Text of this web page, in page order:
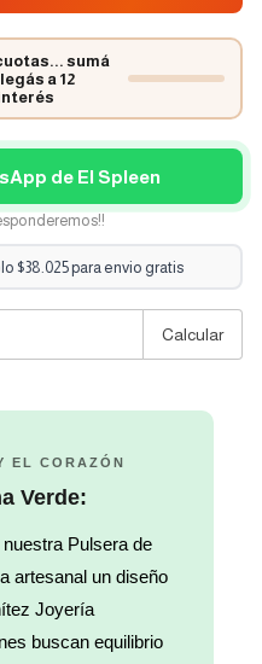
sumá
a 12
de El Spleen
$38.025 para envio gratis
Cambiar CP
Calcular
EL CORAZÓN
Verde:
Pulsera de
artesanal un diseño
Joyería
buscan equilibrio